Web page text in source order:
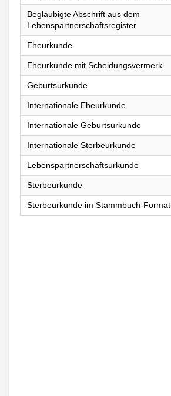
Beglaubigte Abschrift aus dem
Lebenspartnerschaftsregister
Eheurkunde
Eheurkunde mit Scheidungsvermerk
Geburtsurkunde
Internationale Eheurkunde
Internationale Geburtsurkunde
Internationale Sterbeurkunde
Lebenspartnerschaftsurkunde
Sterbeurkunde
Sterbeurkunde im Stammbuch-Format